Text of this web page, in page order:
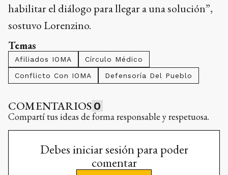
habilitar el diálogo para llegar a una solución”,
sostuvo Lorenzino.
Temas
Afiliados IOMA
Círculo Médico
Conflicto Con IOMA
Defensoría Del Pueblo
COMENTARIOS 0
Compartí tus ideas de forma responsable y respetuosa.
Debes iniciar sesión para poder
comentar